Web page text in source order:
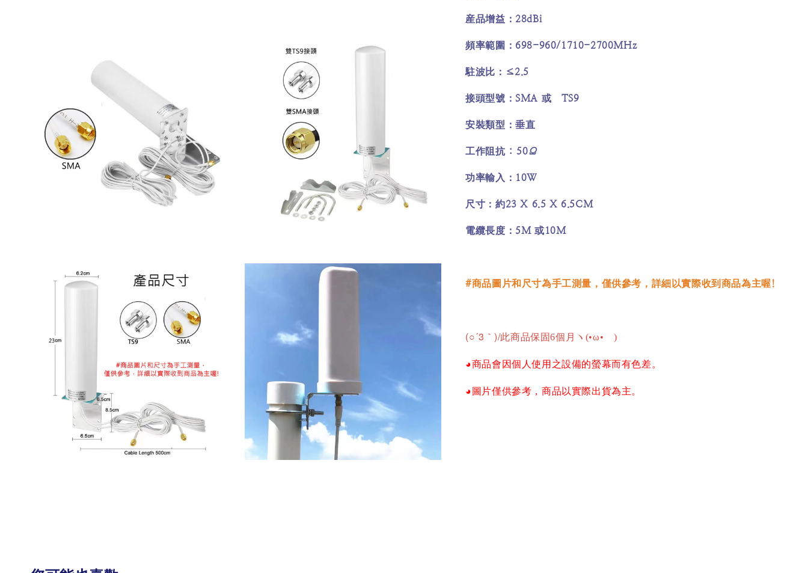
産品增益： 28dBi
頻率範圍： 698-960/1710-2700MHz
駐波比： ≤2.5
接頭型號： SMA 或 TS9
安裝類型：垂直
工作阻抗: 50Ω
功率輸入： 10W
尺寸：約23 X 6.5 X 6.5CM
電纜長度： 5M 或10M
#商品圖片和尺寸為手工測量，僅供參考，詳細以實際收到商品為主喔!
(○´3｀)/此商品保固6個月ヽ(•ω•ゞ)
◕商品會因個人使用之設備的螢幕而有色差。
◕圖片僅供參考，商品以實際出貨為主。